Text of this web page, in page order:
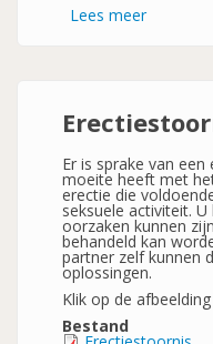
Lees meerover
Er is sprake van
moeite heeft met
erectie die
seksuele activiteit.
oorzaken kunnen
behandeld kan
partner zelf kunnen
oplossingen.
Klik op de
Bestand